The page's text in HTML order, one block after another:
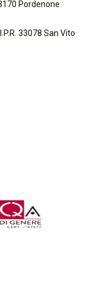
Pordenone
33078 San Vito